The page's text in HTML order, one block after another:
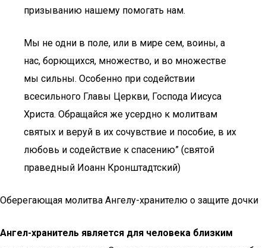
призыванию нашему помогать нам.
Мы не одни в поле, или в мире сем, воины, а
нас, борющихся, множество, и во множестве
мы сильны. Особенно при содействии
всесильного Главы Церкви, Господа Иисуса
Христа. Обращайся же усердно к молитвам
святых и веруй в их сочувствие и пособие, в их
любовь и содействие к спасению” (святой
праведный Иоанн Кронштадтский)
Оберегающая молитва Ангелу-хранителю о защите дочки
Ангел-хранитель является для человека близким